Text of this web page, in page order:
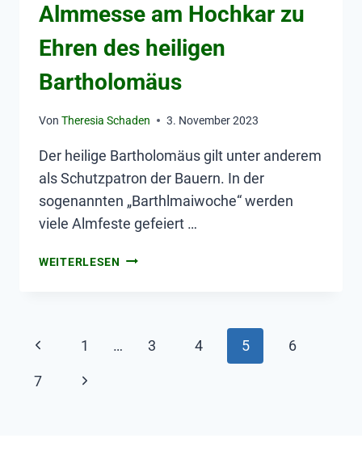
Almmesse am Hochkar zu
Ehren des heiligen
Bartholomäus
Von Theresia Schaden 3. November 2023
Der heilige Bartholomäus gilt unter anderem
als Schutzpatron der Bauern. In der
sogenannten „Barthlmaiwoche“ werden
viele Almfeste gefeiert …
WEITERLESEN
1 … 3 4 5 6
7